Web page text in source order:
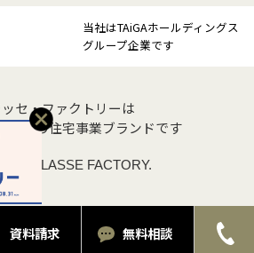
当社はTAiGAホールディングス
グループ企業です
セ・ファクトリーは
販売の住宅事業ブランドです
© CLASSE FACTORY.
資料請求 無料相談